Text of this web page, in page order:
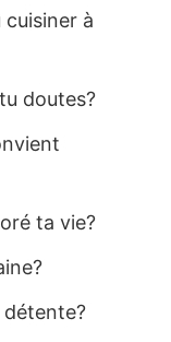
cuisiner à
doutes?
ta vie?
détente?